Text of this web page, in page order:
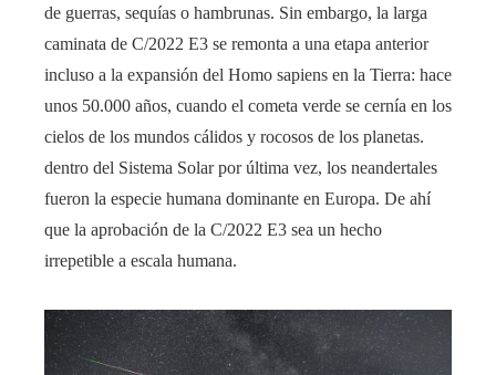
de guerras, sequías o hambrunas. Sin embargo, la larga
caminata de C/2022 E3 se remonta a una etapa anterior
incluso a la expansión del Homo sapiens en la Tierra: hace
unos 50.000 años, cuando el cometa verde se cernía en los
cielos de los mundos cálidos y rocosos de los planetas.
dentro del Sistema Solar por última vez, los neandertales
fueron la especie humana dominante en Europa. De ahí
que la aprobación de la C/2022 E3 sea un hecho
irrepetible a escala humana.